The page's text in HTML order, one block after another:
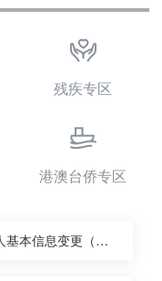
残疾专区
港澳台侨专区
个人基本信息变更（城镇企业职工基本养老保险）